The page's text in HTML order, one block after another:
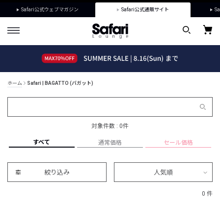
Safari公式ウェブマガジン Safari公式通販サイト
ホーム Safari | BAGATTO (バガット)
対象件数 : 0件
すべて 通常価格 セール価格
絞り込み 人気順
0 件